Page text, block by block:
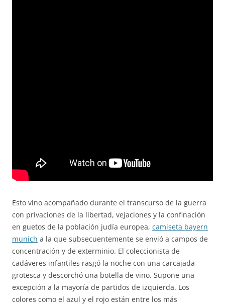
Esto vino acompañado durante el transcurso de la guerra
con privaciones de la libertad, vejaciones y la confinación
en guetos de la población judía europea, camiseta bayern
munich a la que subsecuentemente se envió a campos de
concentración y de exterminio. El coleccionista de
cadáveres infantiles rasgó la noche con una carcajada
grotesca y descorchó una botella de vino. Supone una
excepción a la mayoría de partidos de izquierda. Los
colores como el azul y el rojo están entre los más